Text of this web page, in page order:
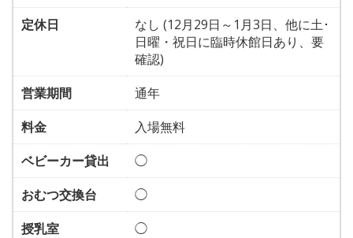
定休日
なし (12月29日～1月3日、他に土･
日曜・祝日に臨時休館日あり、要
確認)
営業期間
通年
料金
入場無料
ベビーカー貸出
◯
おむつ交換台
◯
授乳室
◯